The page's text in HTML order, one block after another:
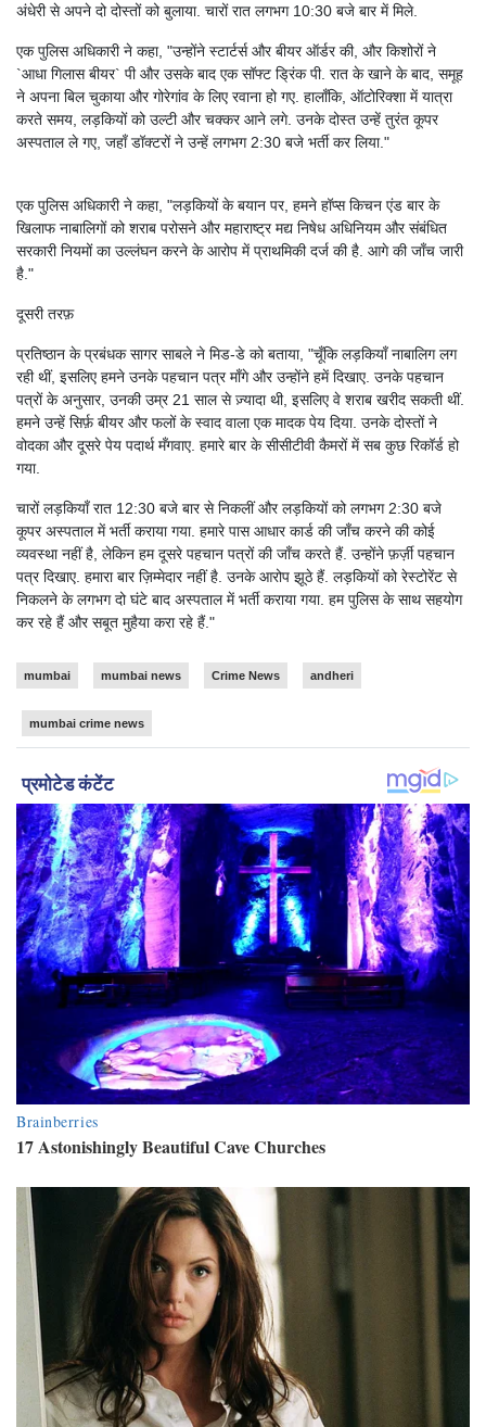
अंधेरी से अपने दो दोस्तों को बुलाया. चारों रात लगभग 10:30 बजे बार में मिले.
एक पुलिस अधिकारी ने कहा, "उन्होंने स्टार्टर्स और बीयर ऑर्डर की, और किशोरों ने
`आधा गिलास बीयर` पी और उसके बाद एक सॉफ्ट ड्रिंक पी. रात के खाने के बाद, समूह
ने अपना बिल चुकाया और गोरेगांव के लिए रवाना हो गए. हालाँकि, ऑटोरिक्शा में यात्रा
करते समय, लड़कियों को उल्टी और चक्कर आने लगे. उनके दोस्त उन्हें तुरंत कूपर
अस्पताल ले गए, जहाँ डॉक्टरों ने उन्हें लगभग 2:30 बजे भर्ती कर लिया."
एक पुलिस अधिकारी ने कहा, "लड़कियों के बयान पर, हमने हॉप्स किचन एंड बार के
खिलाफ नाबालिगों को शराब परोसने और महाराष्ट्र मद्य निषेध अधिनियम और संबंधित
सरकारी नियमों का उल्लंघन करने के आरोप में प्राथमिकी दर्ज की है. आगे की जाँच जारी
है."
दूसरी तरफ़
प्रतिष्ठान के प्रबंधक सागर साबले ने मिड-डे को बताया, "चूँकि लड़कियाँ नाबालिग लग
रही थीं, इसलिए हमने उनके पहचान पत्र माँगे और उन्होंने हमें दिखाए. उनके पहचान
पत्रों के अनुसार, उनकी उम्र 21 साल से ज़्यादा थी, इसलिए वे शराब खरीद सकती थीं.
हमने उन्हें सिर्फ़ बीयर और फलों के स्वाद वाला एक मादक पेय दिया. उनके दोस्तों ने
वोदका और दूसरे पेय पदार्थ मँगवाए. हमारे बार के सीसीटीवी कैमरों में सब कुछ रिकॉर्ड हो
गया.
चारों लड़कियाँ रात 12:30 बजे बार से निकलीं और लड़कियों को लगभग 2:30 बजे
कूपर अस्पताल में भर्ती कराया गया. हमारे पास आधार कार्ड की जाँच करने की कोई
व्यवस्था नहीं है, लेकिन हम दूसरे पहचान पत्रों की जाँच करते हैं. उन्होंने फ़र्ज़ी पहचान
पत्र दिखाए. हमारा बार ज़िम्मेदार नहीं है. उनके आरोप झूठे हैं. लड़कियों को रेस्टोरेंट से
निकलने के लगभग दो घंटे बाद अस्पताल में भर्ती कराया गया. हम पुलिस के साथ सहयोग
कर रहे हैं और सबूत मुहैया करा रहे हैं."
mumbai mumbai news Crime News andheri
mumbai crime news